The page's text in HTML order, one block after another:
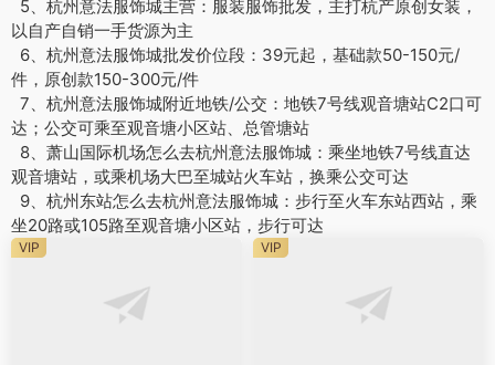
5、杭州意法服饰城主营：服装服饰批发，主打杭产原创女装，
以自产自销一手货源为主
6、杭州意法服饰城批发价位段：39元起，基础款50-150元/
件，原创款150-300元/件
7、杭州意法服饰城附近地铁/公交：地铁7号线观音塘站C2口可
达；公交可乘至观音塘小区站、总管塘站
8、萧山国际机场怎么去杭州意法服饰城：乘坐地铁7号线直达
观音塘站，或乘机场大巴至城站火车站，换乘公交可达
9、杭州东站怎么去杭州意法服饰城：步行至火车东站西站，乘
坐20路或105路至观音塘小区站，步行可达
VIP VIP